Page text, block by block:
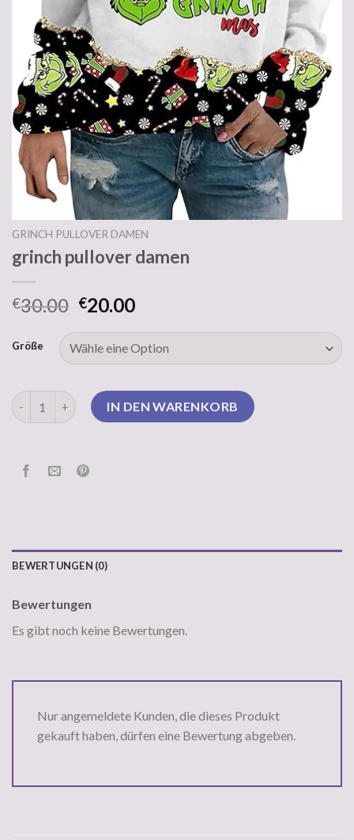
GRINCH PULLOVER DAMEN
grinch pullover damen
€30.00 €20.00
Größe
grinch pullover damen MengeIN DEN WARENKORB
BEWERTUNGEN (0)
Bewertungen
Es gibt noch keine Bewertungen.
Nur angemeldete Kunden, die dieses Produkt
gekauft haben, dürfen eine Bewertung abgeben.